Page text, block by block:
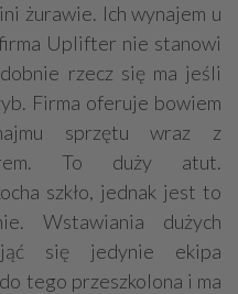
- maszyny do obróbki
żurawie. Ich wynajem u
Uplifter nie stanowi
rzecz się ma jeśli
Firma oferuje bowiem
sprzętu wraz z
To duży atut.
szkło, jednak jest to
Wstawiania dużych
się jedynie ekipa
tego przeszkolona i ma